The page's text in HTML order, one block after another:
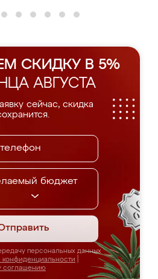
СКИДКУ В 5%
АВГУСТА
сейчас, скидка
бюджет
персональных данных
конфиденциальности
соглашению